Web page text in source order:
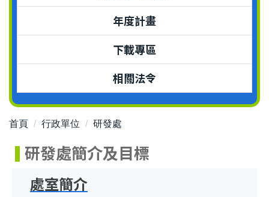
年度計畫
下載專區
相關法令
首頁 行政單位 研發處
研發處簡介及目標
處室簡介